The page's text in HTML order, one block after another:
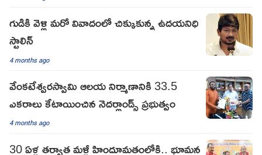
గుడికి వెళ్లి మరో వివాదంలో చిక్కుకున్న ఉదయనిధి
స్టాలిన్
4 months ago
వేంకటేశ్వరస్వామి ఆలయ నిర్మాణానికి 33.5
ఎకరాలు కేటాయించిన నెదర్లాండ్స్ ప్రభుత్వం
4 months ago
30 ఏళ్ల తర్వాత మళ్లీ హిందూమతంలోకి.. భూమన